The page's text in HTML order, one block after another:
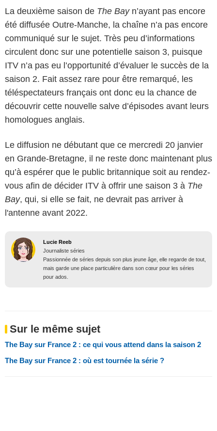
La deuxième saison de The Bayn’ayant pas encore
été diffusée Outre-Manche, la chaîne n’a pas encore
communiqué sur le sujet. Très peu d’informations
circulent donc sur une potentielle saison 3, puisque
ITV n’a pas eu l’opportunité d’évaluer le succès de la
saison 2. Fait assez rare pour être remarqué, les
téléspectateurs français ont donc eu la chance de
découvrir cette nouvelle salve d’épisodes avant leurs
homologues anglais.
Le diffusion ne débutant que ce mercredi 20 janvier
en Grande-Bretagne, il ne reste donc maintenant plus
qu’à espérer que le public britannique soit au rendez-
vous afin de décider ITV à offrir une saison 3 à The
Bay, qui, si elle se fait, ne devrait pas arriver à
l'antenne avant 2022.
Lucie Reeb
Journaliste séries
Passionnée de séries depuis son plus jeune âge, elle regarde de tout,
mais garde une place particulière dans son cœur pour les séries
pour ados.
Sur le même sujet
The Bay sur France 2 : ce qui vous attend dans la saison 2
The Bay sur France 2 : où est tournée la série ?